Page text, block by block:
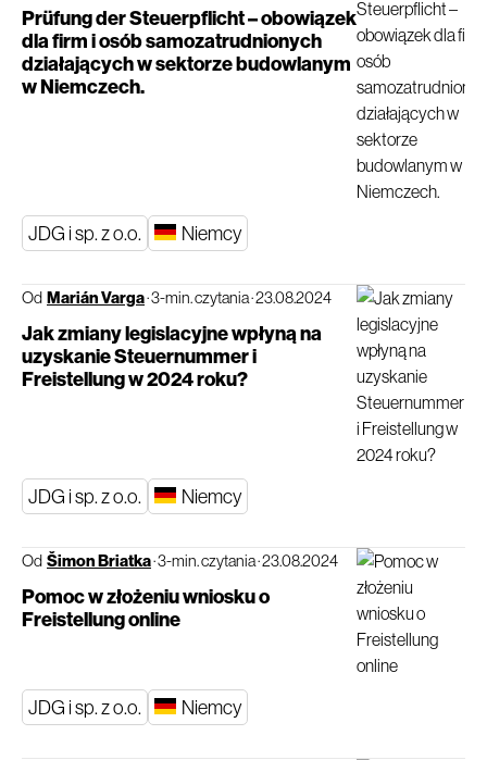
Prüfung der Steuerpflicht – obowiązek
dla firm i osób samozatrudnionych
działających w sektorze budowlanym
w Niemczech.
JDG i sp. z o.o. Niemcy
Od Marián Varga·3-min. czytania·23.08.2024
Jak zmiany legislacyjne wpłyną na
uzyskanie Steuernummer i
Freistellung w 2024 roku?
JDG i sp. z o.o. Niemcy
Od Šimon Briatka·3-min. czytania·23.08.2024
Pomoc w złożeniu wniosku o
Freistellung online
JDG i sp. z o.o. Niemcy